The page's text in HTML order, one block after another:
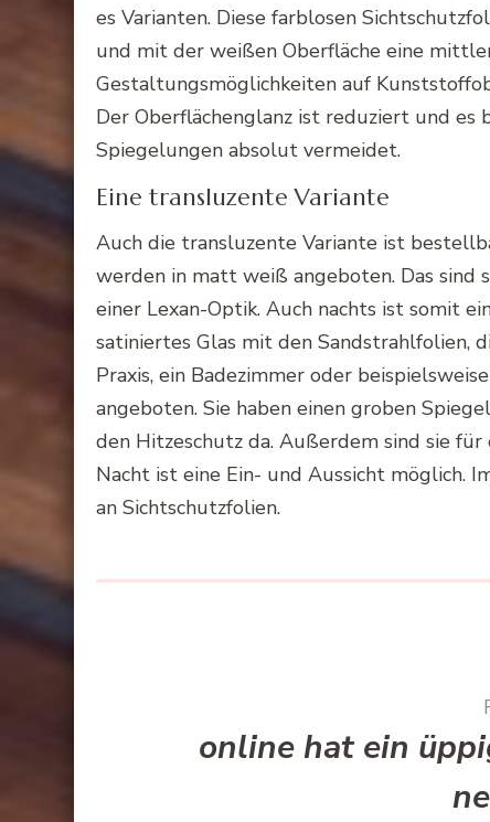
es Varianten. Diese farblosen
und mit der weißen Oberfläche eine
Gestaltungsmöglichkeiten auf
Der Oberflächenglanz ist reduziert und es
Spiegelungen absolut vermeidet.
Eine transluzente Variante
Auch die transluzente Variante ist
werden in matt weiß angeboten. Das sind
einer Lexan-Optik. Auch nachts ist somit
satiniertes Glas mit den Sandstrahlfolien,
Praxis, ein Badezimmer oder
angeboten. Sie haben einen groben
den Hitzeschutz da. Außerdem sind sie für
Nacht ist eine Ein- und Aussicht möglich.
an Sichtschutzfolien.
online hat ein